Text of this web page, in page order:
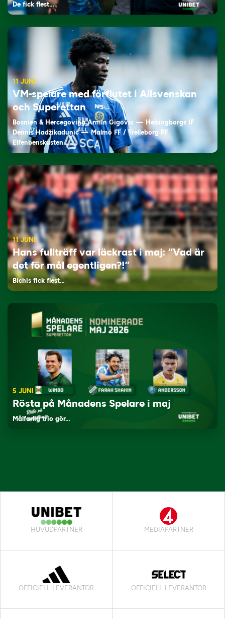
De fick flest…
11 JUNI
VM-spelare med förflutet i Allsvenskan
och Superettan
Bosnien & Hercegovina Armin Gigovic — Helsingborgs IF
Dennis Hadžikadunić — Malmö FF / Trelleborg FF
Elfenbenskusten…
11 JUNI
Hans fullträff var läckrast i maj: “Vad är
det för mål egentligen?!”
Bichis fick flest…
5 JUNI
Rösta på Månadens Spelare i maj
Målfarlig trio gör…
HUVUDPARTNER MEDIAPARTNER
OFFICIELL LEVERANTÖR OFFICIELL LEVERANTÖR